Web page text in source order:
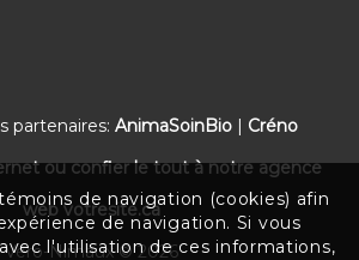
partenaires: AnimaSoinBio| Créno
ou confier le tout à notre agence
web votresite.ca
Véro-Nimaux © 2026
de navigation (cookies) afin
de navigation. Si vous
l'utilisation de ces informations,